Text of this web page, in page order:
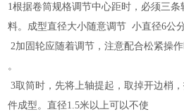
1根据卷筒规格调节中心距时，必须三
料。成型直径大小随意调节 小直径6公
2加固轮应随着调节，注意配合松紧操
。
3取筒时，先将上轴提起，取掉开边梢
件成型。直径1.5米以上可以不使